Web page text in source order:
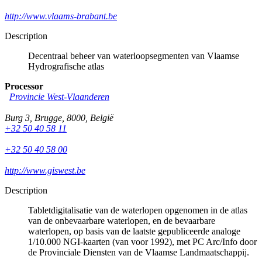
http://www.vlaams-brabant.be
Description
Decentraal beheer van waterloopsegmenten van Vlaamse
Hydrografische atlas
Processor
Provincie West-Vlaanderen
Burg 3 Brugge 8000 België
+32 50 40 58 11
+32 50 40 58 00
http://www.giswest.be
Description
Tabletdigitalisatie van de waterlopen opgenomen in de atlas
van de onbevaarbare waterlopen, en de bevaarbare
waterlopen, op basis van de laatste gepubliceerde analoge
1/10.000 NGI-kaarten (van voor 1992), met PC Arc/Info door
de Provinciale Diensten van de Vlaamse Landmaatschappij.